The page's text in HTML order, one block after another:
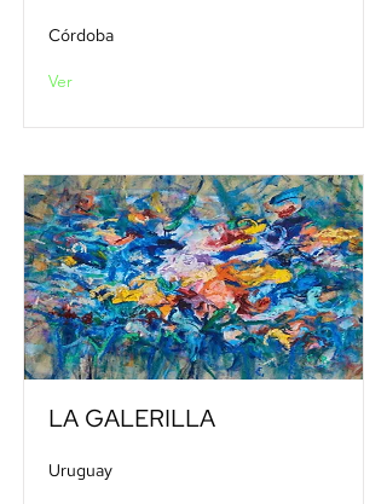
Córdoba
Ver
LA GALERILLA
Uruguay